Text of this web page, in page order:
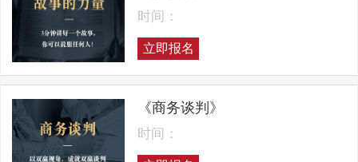
时间：
立即报名
《商务谈判》
时间：